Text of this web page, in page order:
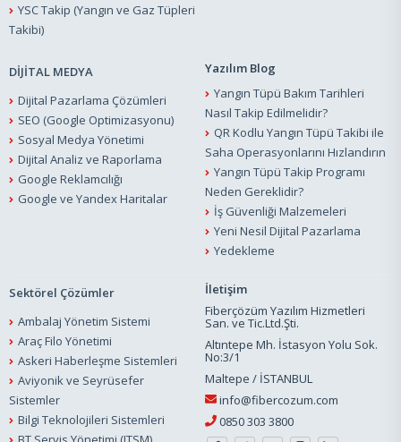
YSC Takip (Yangın ve Gaz Tüpleri
Takibi)
DİJİTAL MEDYA
Dijital Pazarlama Çözümleri
SEO (Google Optimizasyonu)
Sosyal Medya Yönetimi
Dijital Analiz ve Raporlama
Google Reklamcılığı
Google ve Yandex Haritalar
Yazılım Blog
Yangın Tüpü Bakım Tarihleri
Nasıl Takip Edilmelidir?
QR Kodlu Yangın Tüpü Takibi ile
Saha Operasyonlarını Hızlandırın
Yangın Tüpü Takip Programı
Neden Gereklidir?
İş Güvenliği Malzemeleri
Yeni Nesil Dijital Pazarlama
Yedekleme
Sektörel Çözümler
Ambalaj Yönetim Sistemi
Araç Filo Yönetimi
Askeri Haberleşme Sistemleri
Aviyonik ve Seyrüsefer
Sistemler
Bilgi Teknolojileri Sistemleri
İletişim
Fiberçözüm Yazılım Hizmetleri
San. ve Tic.Ltd.Şti.
Altıntepe Mh. İstasyon Yolu Sok.
No:3/1
Maltepe / İSTANBUL
info@fibercozum.com
0850 303 3800